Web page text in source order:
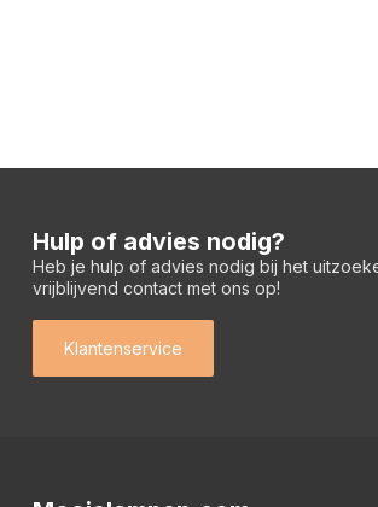
Hulp of advies nodig?
Heb je hulp of advies nodig bij het
vrijblijvend contact met ons op!
Klantenservice